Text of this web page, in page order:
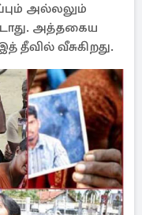
அல்லலும்
அத்தகைய
வீசுகிறது.